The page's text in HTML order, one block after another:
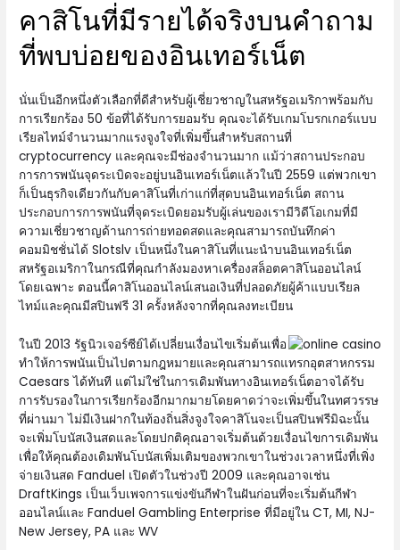
คาสิโนที่มีรายได้จริงบนคำถาม
ที่พบบ่อยของอินเทอร์เน็ต
นั่นเป็นอีกหนึ่งตัวเลือกที่ดีสำหรับผู้เชี่ยวชาญในสหรัฐอเมริกาพร้อมกับ
การเรียกร้อง 50 ข้อที่ได้รับการยอมรับ คุณจะได้รับเกมโบรกเกอร์แบบ
เรียลไทม์จำนวนมากแรงจูงใจที่เพิ่มขึ้นสำหรับสถานที่
cryptocurrency และคุณจะมีช่องจำนวนมาก แม้ว่าสถานประกอบ
การการพนันจุดระเบิดจะอยู่บนอินเทอร์เน็ตแล้วในปี 2559 แต่พวกเขา
ก็เป็นธุรกิจเดียวกันกับคาสิโนที่เก่าแก่ที่สุดบนอินเทอร์เน็ต สถาน
ประกอบการการพนันที่จุดระเบิดยอมรับผู้เล่นของเรามีวิดีโอเกมที่มี
ความเชี่ยวชาญด้านการถ่ายทอดสดและคุณสามารถบันทึกค่า
คอมมิชชั่นได้ Slotslv เป็นหนึ่งในคาสิโนที่แนะนำบนอินเทอร์เน็ต
สหรัฐอเมริกาในกรณีที่คุณกำลังมองหาเครื่องสล็อตคาสิโนออนไลน์
โดยเฉพาะ ตอนนี้คาสิโนออนไลน์เสนอเงินที่ปลอดภัยผู้ค้าแบบเรียล
ไทม์และคุณมีสปินฟรี 31 ครั้งหลังจากที่คุณลงทะเบียน
ในปี 2013 รัฐนิวเจอร์ซีย์ได้เปลี่ยนเงื่อนไขเริ่มต้นเพื่อ
ทำให้การพนันเป็นไปตามกฎหมายและคุณสามารถแทรกอุตสาหกรรม
Caesars ได้ทันที แต่ไม่ใช่ในการเดิมพันทางอินเทอร์เน็ตอาจได้รับ
การรับรองในการเรียกร้องอีกมากมายโดยคาดว่าจะเพิ่มขึ้นในทศวรรษ
ที่ผ่านมา ไม่มีเงินฝากในท้องถิ่นสิ่งจูงใจคาสิโนจะเป็นสปินฟรีมิฉะนั้น
จะเพิ่มโบนัสเงินสดและโดยปกติคุณอาจเริ่มต้นด้วยเงื่อนไขการเดิมพัน
เพื่อให้คุณต้องเดิมพันโบนัสเพิ่มเติมของพวกเขาในช่วงเวลาหนึ่งที่เพิ่ง
จ่ายเงินสด Fanduel เปิดตัวในช่วงปี 2009 และคุณอาจเช่น
DraftKings เป็นเว็บเพจการแข่งขันกีฬาในฝันก่อนที่จะเริ่มต้นกีฬา
ออนไลน์และ Fanduel Gambling Enterprise ที่มีอยู่ใน CT, MI, NJ-
New Jersey, PA และ WV